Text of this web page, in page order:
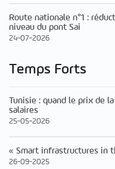
Route nationale n°1 :
niveau du pont Sai
24-07-2026
Temps Forts
Tunisie : quand le prix de
salaires
25-05-2026
« Smart infrastructures in
26-09-2025